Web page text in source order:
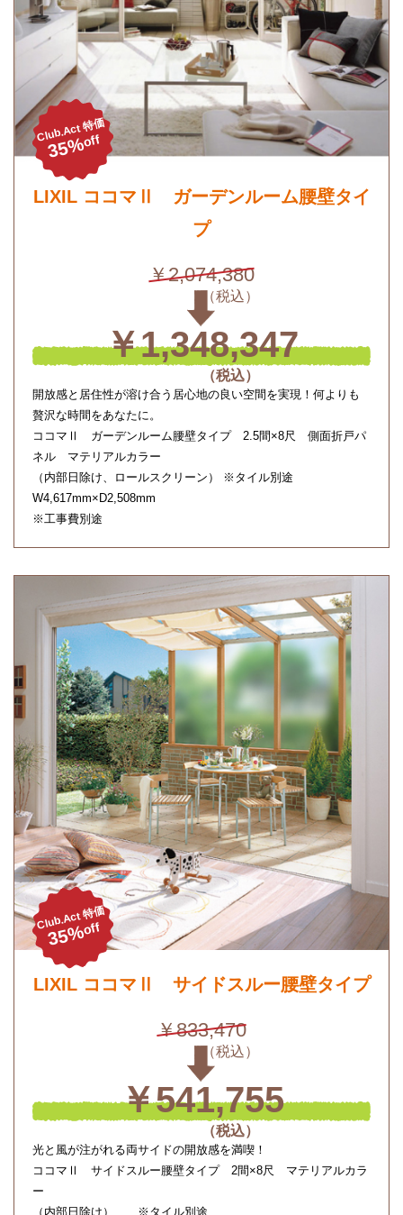
Club.Act 特価
35%off
LIXIL ココマⅡ ガーデンルーム腰壁タイ
プ
￥2,074,380
￥1,348,347
開放感と居住性が溶け合う居心地の良い空間を実現！何よりも
贅沢な時間をあなたに。
ココマⅡ ガーデンルーム腰壁タイプ 2.5間×8尺 側面折戸パ
ネル マテリアルカラー
（内部日除け、ロールスクリーン） ※タイル別途
W4,617mm×D2,508mm
※工事費別途
Club.Act 特価
35%off
LIXIL ココマⅡ サイドスルー腰壁タイプ
￥833,470
￥541,755
光と風が注がれる両サイドの開放感を満喫！
ココマⅡ サイドスルー腰壁タイプ 2間×8尺 マテリアルカラ
ー
（内部日除け） ※タイル別途